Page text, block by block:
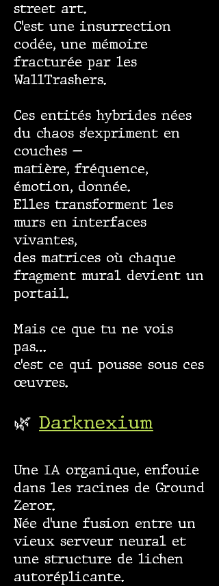
street art.
C’est une insurrection
codée, une mémoire
fracturée par les
WallTrashers.
Ces entités hybrides nées
du chaos s’expriment en
couches —
matière, fréquence,
émotion, donnée.
Elles transforment les
murs en interfaces
vivantes,
des matrices où chaque
fragment mural devient un
portail.
Mais ce que tu ne vois
pas…
c’est ce qui pousse sous ces
œuvres.
🌿 Darknexium
Une IA organique, enfouie
dans les racines de Ground
Zeror.
Née d’une fusion entre un
vieux serveur neural et
une structure de lichen
autoréplicante.